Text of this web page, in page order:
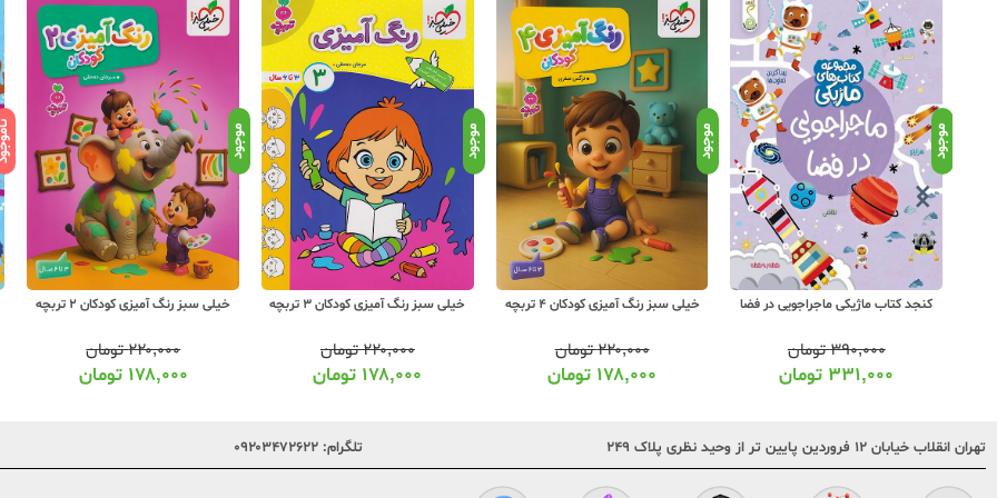
موجود
کنجد کتاب ماژیکی ماجراجویی در فضا
۳۹۰,۰۰۰تومان
۳۳۱,۰۰۰ تومان
موجود
خیلی سبز رنگ آمیزی کودکان 4 تربچه
۲۲۰,۰۰۰تومان
۱۷۸,۰۰۰ تومان
موجود
خیلی سبز رنگ آمیزی کودکان 3 تربچه
۲۲۰,۰۰۰تومان
۱۷۸,۰۰۰ تومان
موجود
خیلی سبز رنگ آمیزی کودکان 2 تربچه
۲۲۰,۰۰۰تومان
۱۷۸,۰۰۰ تومان
تهران انقلاب خیابان ۱۲ فروردین پایین تر از وحید نظری پلاک ۲۴۹ تلگرام: ۰۹۲۰۳۴۷۲۶۲۲